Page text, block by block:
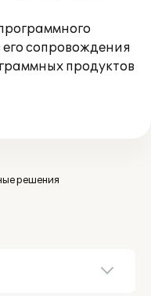
сопровождения
продуктов
решения